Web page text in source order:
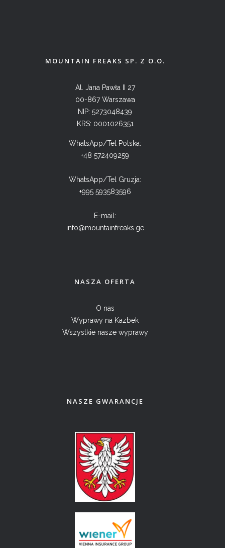
MOUNTAIN FREAKS SP. Z O.O.
Al. Jana Pawła II 27
00-867 Warszawa
NIP: 5273048439
KRS: 0001026351
WhatsApp/Tel Polska:
+48 572409259
WhatsApp/Tel Gruzja:
+995 593583596
E-mail:
info@mountainfreaks.ge
NASZA OFERTA
O nas
Wyprawy na Kazbek
Wszystkie nasze wyprawy
NASZE GWARANCJE